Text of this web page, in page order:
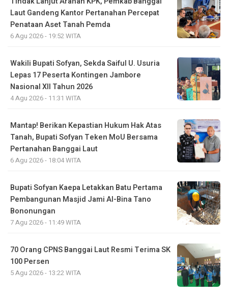
Laut Gandeng Kantor Pertanahan Percepat
Penataan Aset Tanah Pemda
6 Agu 2026 - 19:52 WITA
Wakili Bupati Sofyan, Sekda Saiful U. Usuria
Lepas 17 Peserta Kontingen Jambore
Nasional XII Tahun 2026
4 Agu 2026 - 11:31 WITA
Mantap! Berikan Kepastian Hukum Hak Atas
Tanah, Bupati Sofyan Teken MoU Bersama
Pertanahan Banggai Laut
6 Agu 2026 - 18:04 WITA
Bupati Sofyan Kaepa Letakkan Batu Pertama
Pembangunan Masjid Jami Al-Bina Tano
Bononungan
7 Agu 2026 - 11:49 WITA
70 Orang CPNS Banggai Laut Resmi Terima SK
100 Persen
5 Agu 2026 - 13:22 WITA